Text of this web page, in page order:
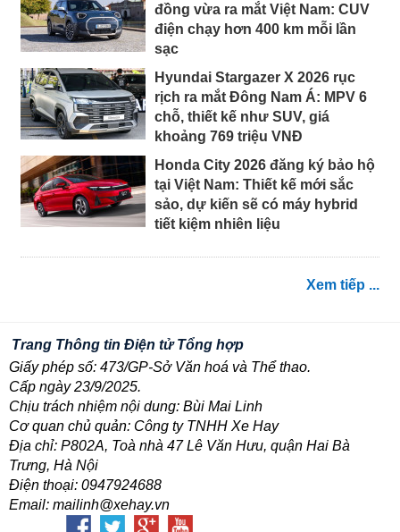
đồng vừa ra mắt Việt Nam: CUV
điện chạy hơn 400 km mỗi lần
sạc
Hyundai Stargazer X 2026 rục
rịch ra mắt Đông Nam Á: MPV 6
chỗ, thiết kế như SUV, giá
khoảng 769 triệu VNĐ
Honda City 2026 đăng ký bảo hộ
tại Việt Nam: Thiết kế mới sắc
sảo, dự kiến sẽ có máy hybrid
tiết kiệm nhiên liệu
Xem tiếp ...
Trang Thông tin Điện tử Tổng hợp
Giấy phép số: 473/GP-Sở Văn hoá và Thể thao.
Cấp ngày 23/9/2025.
Chịu trách nhiệm nội dung: Bùi Mai Linh
Cơ quan chủ quản: Công ty TNHH Xe Hay
Địa chỉ: P802A, Toà nhà 47 Lê Văn Hưu, quận Hai Bà
Trưng, Hà Nội
Điện thoại: 0947924688
Email: mailinh@xehay.vn